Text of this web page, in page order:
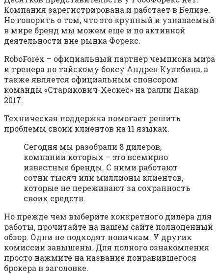
Компания зарегистрирована и работает в Белизе.
Но говорить о том, что это крупный и узнаваемый
в мире бренд мы можем еще и по активной
деятельности вне рынка Форекс.
RoboForex – официальный партнер чемпиона мира
и тренера по тайскому боксу Андрея Кулебина, а
также является официальным спонсором
команды «Старикович-Хескес» на ралли Дакар
2017.
Техническая поддержка помогает решить
проблемы своих клиентов на 11 языках.
Сегодня мы разобрали 8 дилеров,
компании которых – это всемирно
известные бренды. С ними работают
сотни тысяч или миллионы клиентов,
которые не переживают за сохранность
своих средств.
Но прежде чем выберите конкретного дилера для
работы, прочитайте на нашем сайте полноценный
обзор. Одни не подходят новичкам. У других
комиссии завышены. Для полного ознакомления
просто нажмите на название понравившегося
брокера в заголовке.